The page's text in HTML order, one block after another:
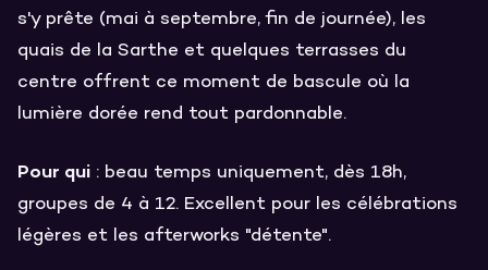
s'y prête (mai à septembre, fin de journée), les
quais de la Sarthe et quelques terrasses du
centre offrent ce moment de bascule où la
lumière dorée rend tout pardonnable.
Pour qui : beau temps uniquement, dès 18h,
groupes de 4 à 12. Excellent pour les célébrations
légères et les afterworks "détente".